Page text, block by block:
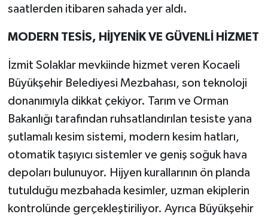
saatlerden itibaren sahada yer aldı.
MODERN TESİS, HİJYENİK VE GÜVENLİ HİZMET
İzmit Solaklar mevkiinde hizmet veren Kocaeli
Büyükşehir Belediyesi Mezbahası, son teknoloji
donanımıyla dikkat çekiyor. Tarım ve Orman
Bakanlığı tarafından ruhsatlandırılan tesiste yana
şutlamalı kesim sistemi, modern kesim hatları,
otomatik taşıyıcı sistemler ve geniş soğuk hava
depoları bulunuyor. Hijyen kurallarının ön planda
tutulduğu mezbahada kesimler, uzman ekiplerin
kontrolünde gerçekleştiriliyor. Ayrıca Büyükşehir